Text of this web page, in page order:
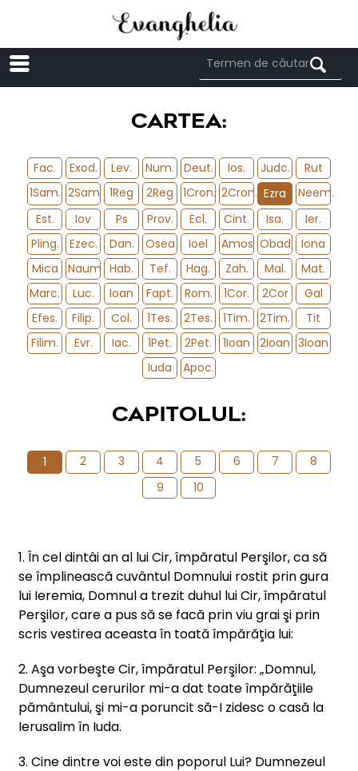
CARTEA:
Fac. Exod. Lev. Num. Deut. Ios. Judc.
Rut
1Sam. 2Sam 1Reg 2Reg 1Cron. 2Cron. Ezra
Neem.
Est.
Iov Ps Prov. Ecl. Cint. Isa.
Ier.
Pling.
Ezec. Dan. Osea Ioel Amos Obad. Iona
Mica
Naum Hab. Tef. Hag. Zah. Mal.
Mat.
Marc.
Luc. Ioan Fapt. Rom. 1Cor. 2Cor
Gal
Efes.
Filip. Col. 1Tes. 2Tes. 1Tim. 2Tim.
Tit
Filim.
Evr. Iac. 1Pet. 2Pet. 1Ioan 2Ioan 3Ioan
Iuda
Apoc.
CAPITOLUL:
1 2 3 4 5 6 7
8
9
10
1. În cel dintâi an al lui Cir, împăratul Perşilor, ca să
se împlinească cuvântul Domnului rostit prin gura
lui Ieremia, Domnul a trezit duhul lui Cir, împăratul
Perşilor, care a pus să se facă prin viu grai şi prin
scris vestirea aceasta în toată împărăţia lui:
2. Aşa vorbeşte Cir, împăratul Perşilor: „Domnul,
Dumnezeul cerurilor mi-a dat toate împărăţiile
pământului, şi mi-a poruncit să-I zidesc o casă la
Ierusalim în Iuda.
3. Cine dintre voi este din poporul Lui? Dumnezeul